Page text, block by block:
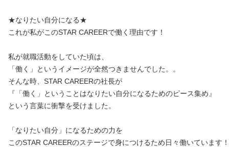
★なりたい自分になる★
これが私がこのSTAR CAREERで働く理由です！
私が就職活動をしていた頃は、
「働く」というイメージが全然つきませんでした。。
そんな時、STAR CAREERの社長が
『「働く」ということはなりたい自分になるためのピース集め』
という言葉に衝撃を受けました。
「なりたい自分」になるための力を
このSTAR CAREERのステージで身につけるため日々働いています